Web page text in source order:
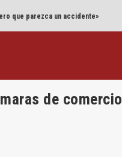
que parezca un accidente»
de comercio